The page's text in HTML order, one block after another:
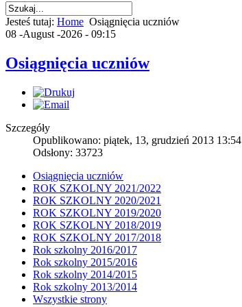
Jesteś tutaj: Home Osiągnięcia uczniów
08 -August -2026 - 09:15
Osiągnięcia uczniów
Szczegóły
Opublikowano: piątek, 13, grudzień 2013 13:54
Odsłony: 33723
Osiągnięcia uczniów
ROK SZKOLNY 2021/2022
ROK SZKOLNY 2020/2021
ROK SZKOLNY 2019/2020
ROK SZKOLNY 2018/2019
ROK SZKOLNY 2017/2018
Rok szkolny 2016/2017
Rok szkolny 2015/2016
Rok szkolny 2014/2015
Rok szkolny 2013/2014
Wszystkie strony